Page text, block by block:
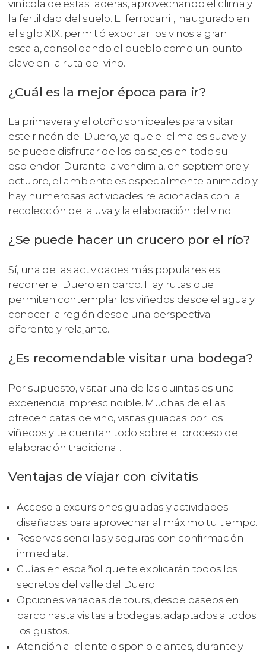
vinícola de estas laderas, aprovechando el clima y
la fertilidad del suelo. El ferrocarril, inaugurado en
el siglo XIX, permitió exportar los vinos a gran
escala, consolidando el pueblo como un punto
clave en la ruta del vino.
¿Cuál es la mejor época para ir?
La primavera y el otoño son ideales para visitar
este rincón del Duero, ya que el clima es suave y
se puede disfrutar de los paisajes en todo su
esplendor. Durante la vendimia, en septiembre y
octubre, el ambiente es especialmente animado y
hay numerosas actividades relacionadas con la
recolección de la uva y la elaboración del vino.
¿Se puede hacer un crucero por el río?
Sí, una de las actividades más populares es
recorrer el Duero en barco. Hay rutas que
permiten contemplar los viñedos desde el agua y
conocer la región desde una perspectiva
diferente y relajante.
¿Es recomendable visitar una bodega?
Por supuesto, visitar una de las quintas es una
experiencia imprescindible. Muchas de ellas
ofrecen catas de vino, visitas guiadas por los
viñedos y te cuentan todo sobre el proceso de
elaboración tradicional.
Ventajas de viajar con civitatis
Acceso a excursiones guiadas y actividades
diseñadas para aprovechar al máximo tu tiempo.
Reservas sencillas y seguras con confirmación
inmediata.
Guías en español que te explicarán todos los
secretos del valle del Duero.
Opciones variadas de tours, desde paseos en
barco hasta visitas a bodegas, adaptados a todos
los gustos.
Atención al cliente disponible antes, durante y